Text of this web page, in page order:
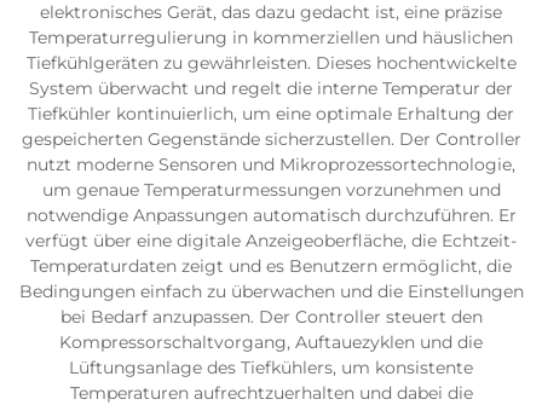
elektronisches Gerät, das dazu gedacht ist, eine präzise
Temperaturregulierung in kommerziellen und häuslichen
Tiefkühlgeräten zu gewährleisten. Dieses hochentwickelte
System überwacht und regelt die interne Temperatur der
Tiefkühler kontinuierlich, um eine optimale Erhaltung der
gespeicherten Gegenstände sicherzustellen. Der Controller
nutzt moderne Sensoren und Mikroprozessortechnologie,
um genaue Temperaturmessungen vorzunehmen und
notwendige Anpassungen automatisch durchzuführen. Er
verfügt über eine digitale Anzeigeoberfläche, die Echtzeit-
Temperaturdaten zeigt und es Benutzern ermöglicht, die
Bedingungen einfach zu überwachen und die Einstellungen
bei Bedarf anzupassen. Der Controller steuert den
Kompressorschaltvorgang, Auftauezyklen und die
Lüftungsanlage des Tiefkühlers, um konsistente
Temperaturen aufrechtzuerhalten und dabei die